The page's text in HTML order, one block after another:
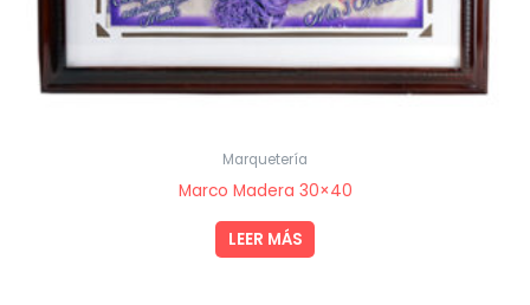
Marquetería
Marco Madera 30×40
LEER MÁS